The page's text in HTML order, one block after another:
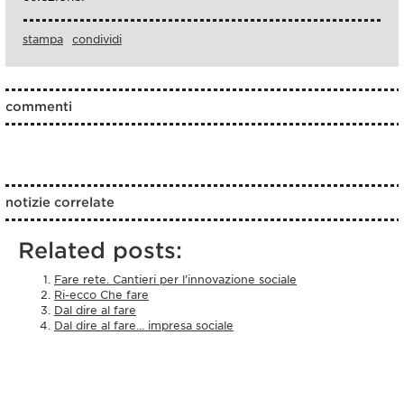
stampa condividi
commenti
notizie correlate
Related posts:
Fare rete. Cantieri per l’innovazione sociale
Ri-ecco Che fare
Dal dire al fare
Dal dire al fare… impresa sociale